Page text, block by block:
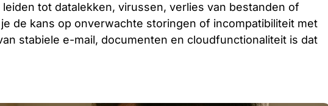
tot datalekken, virussen, verlies van bestanden of
de kans op onverwachte storingen of incompatibiliteit met
stabiele e-mail, documenten en cloudfunctionaliteit is dat